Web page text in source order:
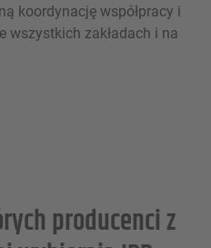
koordynację współpracy i
wszystkich zakładach i na
producenci z